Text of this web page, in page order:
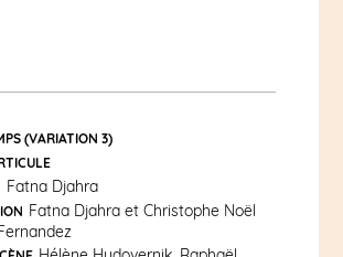
(VARIATION 3)
Fatna Djahra
Fatna Djahra et Christophe Noël